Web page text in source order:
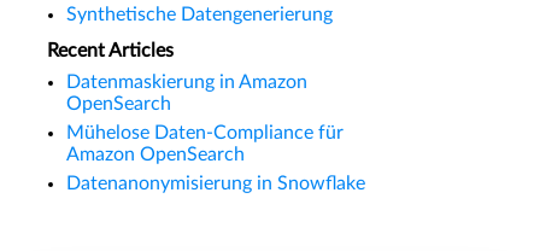
Synthetische Datengenerierung
Recent Articles
Datenmaskierung in Amazon
OpenSearch
Mühelose Daten-Compliance für
Amazon OpenSearch
Datenanonymisierung in Snowflake